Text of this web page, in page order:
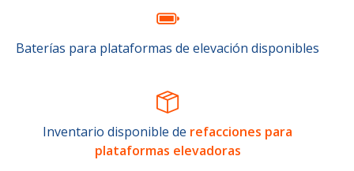
Baterías para plataformas de elevación disponibles
Inventario disponible de refacciones para
plataformas elevadoras